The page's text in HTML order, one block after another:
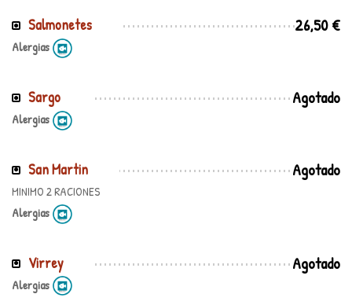
Salmonetes 26,50 €
Alergias
Sargo Agotado
Alergias
San Martin Agotado
MINIMO 2 RACIONES
Alergias
Virrey Agotado
Alergias